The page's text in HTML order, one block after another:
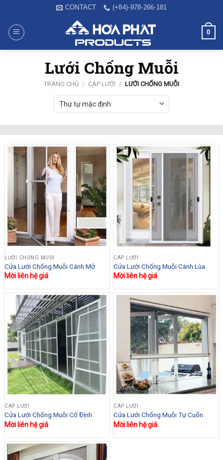
content
CONTACT (+84)-978-266-181
0
Lưới Chống Muỗi
TRANG CHỦ / CÁP LƯỚI / LƯỚI CHỐNG MUỖI
LƯỚI CHỐNG MUỖI
Cửa Lưới Chống Muỗi Cánh Mở
Mời liên hệ giá
CÁP LƯỚI
Cửa Lưới Chống Muỗi Cánh Lùa
Mời liên hệ giá
CÁP LƯỚI
Cửa Lưới Chống Muỗi Cố Định
Mời liên hệ giá
CÁP LƯỚI
Cửa Lưới Chống Muỗi Tự Cuốn
Mời liên hệ giá